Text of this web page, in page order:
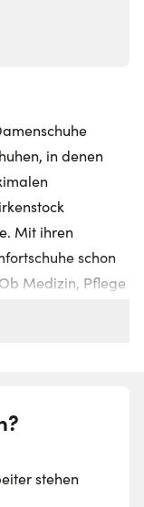
in denen
Mit ihren
schon
Medizin, Pflege
in allen
in der
stehen